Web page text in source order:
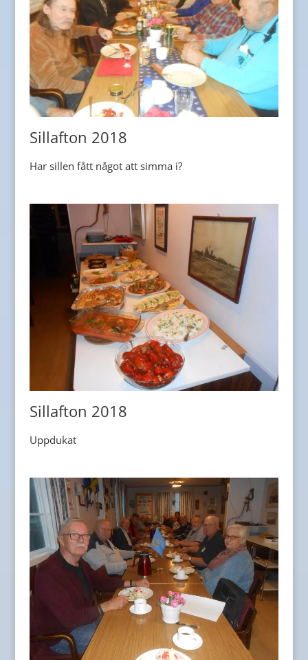
Sillafton 2018
Har sillen fått något att simma i?
Sillafton 2018
Uppdukat